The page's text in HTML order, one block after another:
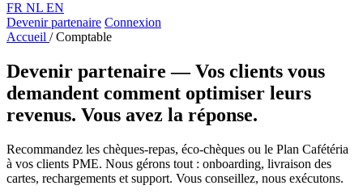
FR NL EN
Devenir partenaire Connexion
Accueil / Comptable
Devenir partenaire —Vos clients vous
demandent comment optimiser leurs
revenus. Vous avez la réponse.
Recommandez les chèques-repas, éco-chèques ou le Plan Cafétéria
à vos clients PME. Nous gérons tout : onboarding, livraison des
cartes, rechargements et support. Vous conseillez, nous exécutons.